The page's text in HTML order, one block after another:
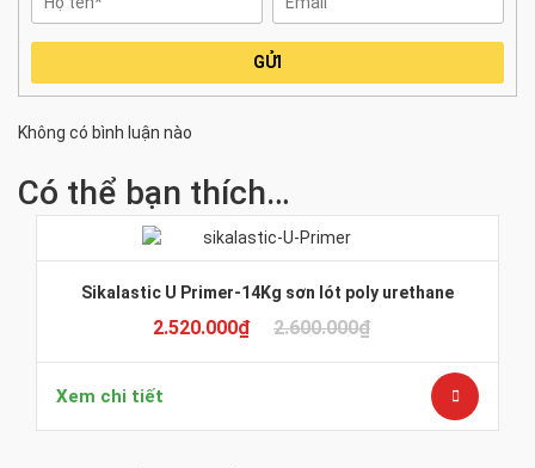
GỬI
Không có bình luận nào
Có thể bạn thích…
Sikalastic U Primer-14Kg sơn lót poly urethane
2.520.000₫ 2.600.000₫
Xem chi tiết